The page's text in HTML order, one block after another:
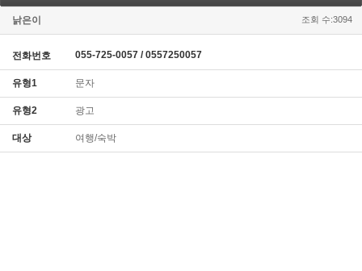
낡은이 조회 수:3094
전화번호 055-725-0057 / 0557250057
유형1 문자
유형2 광고
대상 여행/숙박